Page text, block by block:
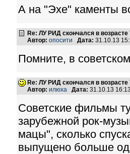
А на "Эхе" каменты
Re: ЛУ РИД скончался в возрасте
Автор: опосити Дата: 31.10.13
Помните, в
Re: ЛУ РИД скончался в возрасте
Автор: илюха Дата: 31.10.13
Советские фильмы
зарубежной рок-
мацы", сколько
выпущено больше